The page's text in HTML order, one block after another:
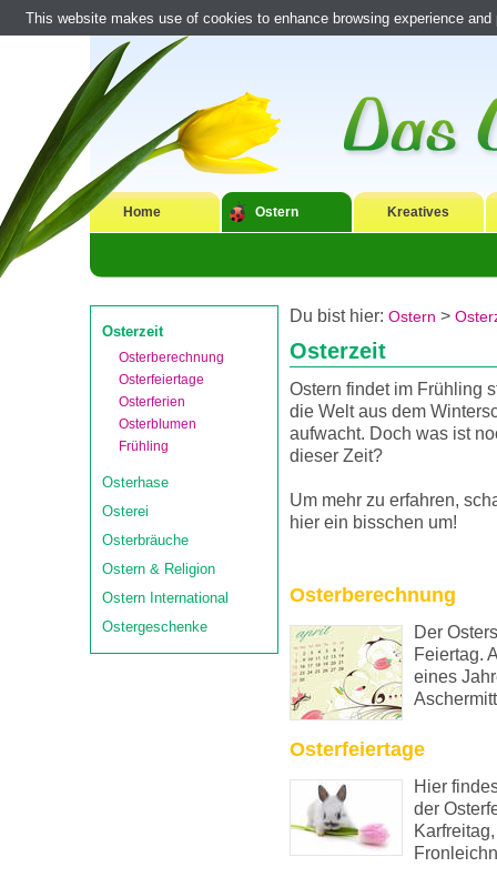
Home Ostern Kreatives
Osterzeit
Osterberechnung
Osterfeiertage
Osterferien
Osterblumen
Frühling
Osterhase
Osterei
Osterbräuche
Ostern & Religion
Ostern International
Ostergeschenke
Du bist hier: Ostern >
Osterzeit
Ostern findet im Frühling
die Welt aus dem
aufwacht. Doch was ist
dieser Zeit?
Um mehr zu erfahren,
hier ein bisschen um!
Osterberechnung
Der
Feiertag.
eines
Osterfeiertage
Hier
der
This website makes use of cookies to enhance browsing experience